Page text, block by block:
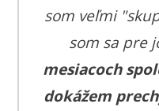
som veľmi
som sa pre
mesiacoch
dokážem